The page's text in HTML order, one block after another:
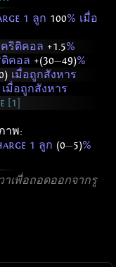
1 ลูก 100% เมื่อ
ริติคอล +1.5%
คอล +(30—49)%
เมื่อถูกสังหาร
มื่อถูกสังหาร
[1]
าพ:
1 ลูก (0—5)%
าเพื่อถอดออกจากรู